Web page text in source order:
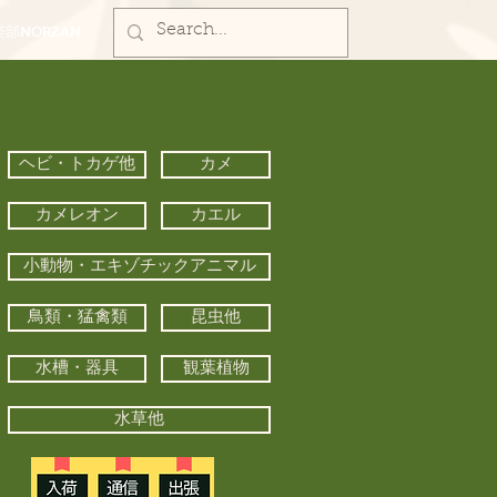
ヘビ・トカゲ他 カメ
カメレオン カエル
小動物・エキゾチックアニマル
鳥類・猛禽類 昆虫他
水槽・器具 観葉植物
水草他